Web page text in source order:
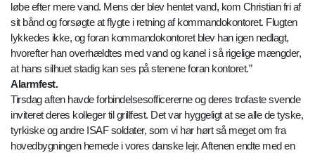
løbe efter mere vand. Mens der blev hentet vand, kom Christian fri af
sit bånd og forsøgte at flygte i retning af kommandokontoret. Flugten
lykkedes ikke, og foran kommandokontoret blev han igen nedlagt,
hvorefter han overhældtes med vand og kanel i så rigelige mængder,
at hans silhuet stadig kan ses på stenene foran kontoret.”
Alarmfest.
Tirsdag aften havde forbindelsesofficererne og deres trofaste svende
inviteret deres kolleger til grillfest. Det var hyggeligt at se alle de tyske,
tyrkiske og andre ISAF soldater, som vi har hørt så meget om fra
hovedbygningen hernede i vores danske lejr. Aftenen endte med en